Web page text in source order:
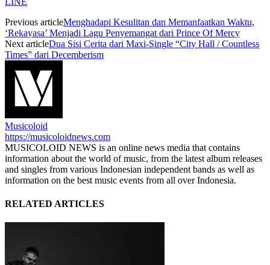
Previous articleMenghadapi Kesulitan dan Memanfaatkan Waktu,
‘Rekayasa’ Menjadi Lagu Penyemangat dari Prince Of Mercy
Next articleDua Sisi Cerita dari Maxi-Single “City Hall / Countless
Times” dari Decemberism
Musicoloid
https://musicoloidnews.com
MUSICOLOID NEWS is an online news media that contains
information about the world of music, from the latest album releases
and singles from various Indonesian independent bands as well as
information on the best music events from all over Indonesia.
RELATED ARTICLES